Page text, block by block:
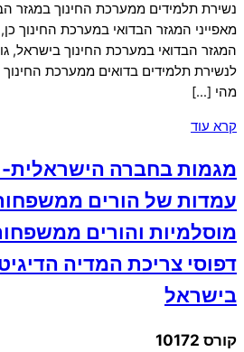
נשירת תלמידים ממערכת החינוך במגזר
מאפייני המגזר הבדואי במערכת החינוך
המגזר הבדואי במערכת החינוך בישראל,
לנשירת תלמידים בדואים ממערכת החינוך
מהי […]
קרא עוד
מגמות בחברה הישראלית-
עמדות של הורים
מוסלמיות והורים
דפוסי צריכת המדיה
בישראל
קורס 10172